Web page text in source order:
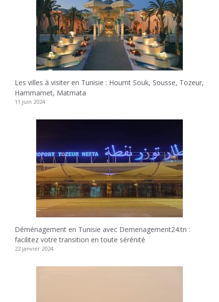
Les villes à visiter en Tunisie : Houmt Souk, Sousse, Tozeur,
Hammamet, Matmata
11 juin 2024
Déménagement en Tunisie avec Demenagement24.tn :
facilitez votre transition en toute sérénité
22 janvier 2024